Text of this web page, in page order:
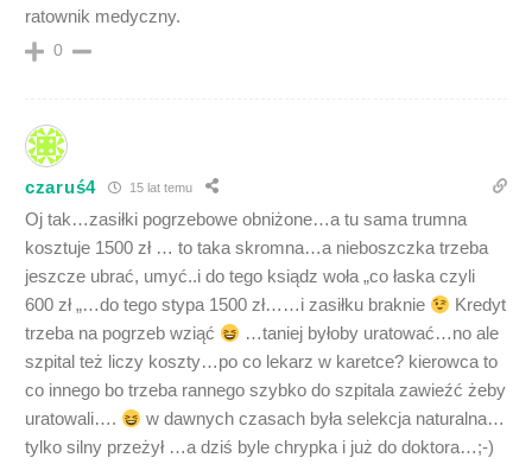
ratownik medyczny.
0
czaruś4 15 lat temu
Oj tak…zasiłki pogrzebowe obniżone…a tu sama trumna
kosztuje 1500 zł … to taka skromna…a nieboszczka trzeba
jeszcze ubrać, umyć..i do tego ksiądz woła „co łaska czyli
600 zł „…do tego stypa 1500 zł……i zasiłku braknie
Kredyt
trzeba na pogrzeb wziąć
…taniej byłoby uratować…no ale
szpital też liczy koszty…po co lekarz w karetce? kierowca to
co innego bo trzeba rannego szybko do szpitala zawieźć żeby
uratowali….
w dawnych czasach była selekcja naturalna…
tylko silny przeżył …a dziś byle chrypka i już do doktora…;-)